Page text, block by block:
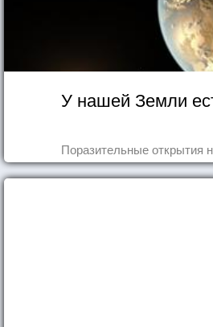
У нашей Земли
Поразительные открытия